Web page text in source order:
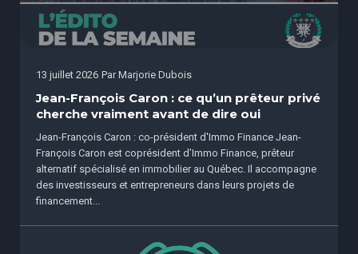
13 juillet 2026 Par Marjorie Dubois
Jean-François Caron : ce qu’un prêteur privé
cherche vraiment avant de dire oui
Jean-François Caron : co-président d'Immo Finance Jean-
François Caron est coprésident d’Immo Finance, prêteur
alternatif spécialisé en immobilier au Québec. Il accompagne
des investisseurs et entrepreneurs dans leurs projets de
financement...